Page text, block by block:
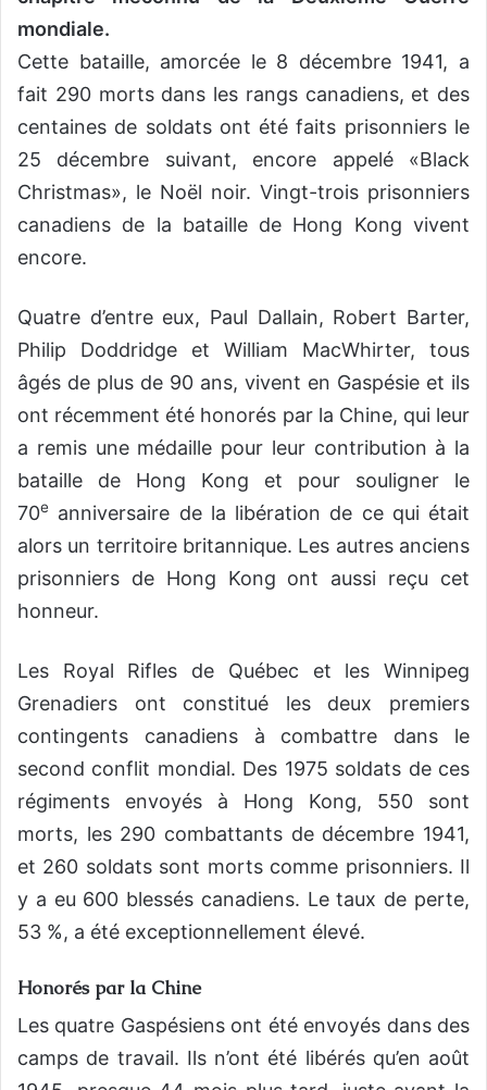
mondiale.
Cette bataille, amorcée le 8 décembre 1941, a
fait 290 morts dans les rangs canadiens, et des
centaines de soldats ont été faits prisonniers le
25 décembre suivant, encore appelé «Black
Christmas», le Noël noir. Vingt-trois prisonniers
canadiens de la bataille de Hong Kong vivent
encore.
Quatre d’entre eux, Paul Dallain, Robert Barter,
Philip Doddridge et William MacWhirter, tous
âgés de plus de 90 ans, vivent en Gaspésie et ils
ont récemment été honorés par la Chine, qui leur
a remis une médaille pour leur contribution à la
bataille de Hong Kong et pour souligner le
70e
anniversaire de la libération de ce qui était
alors un territoire britannique. Les autres anciens
prisonniers de Hong Kong ont aussi reçu cet
honneur.
Les Royal Rifles de Québec et les Winnipeg
Grenadiers ont constitué les deux premiers
contingents canadiens à combattre dans le
second conflit mondial. Des 1975 soldats de ces
régiments envoyés à Hong Kong, 550 sont
morts, les 290 combattants de décembre 1941,
et 260 soldats sont morts comme prisonniers. Il
y a eu 600 blessés canadiens. Le taux de perte,
53 %, a été exceptionnellement élevé.
Honorés par la Chine
Les quatre Gaspésiens ont été envoyés dans des
camps de travail. Ils n’ont été libérés qu’en août